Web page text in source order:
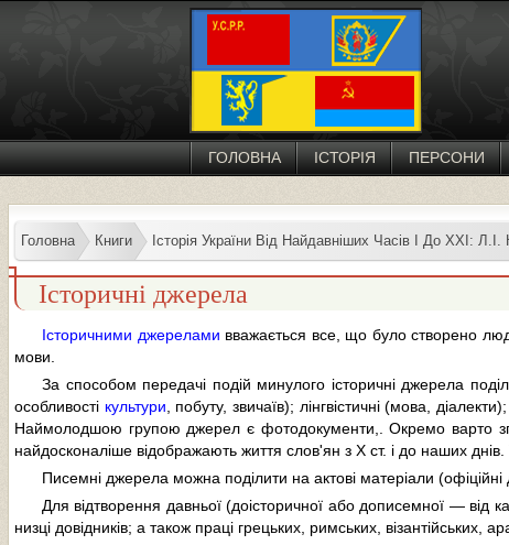
ГОЛОВНА ІСТОРІЯ ПЕРСОНИ
Головна Книги Історія України Від Найдавніших Часів I До XXI:
Історичні джерела
Історичними джерелами вважається все, що було створено
мови.
За способом передачі подій минулого історичні джерела
особливості культури , побуту, звичаїв); лінгвістичні (мова,
Наймолодшою групою джерел є фотодокументи,. Окремо варто
найдосконаліше відображають життя слов'ян з X ст. і до наших
Писемні джерела можна поділити на актові матеріали (офіційні
Для відтворення давньої (доісторичної або дописемної — від
низці довідників; а також праці грецьких, римських, візантійських,